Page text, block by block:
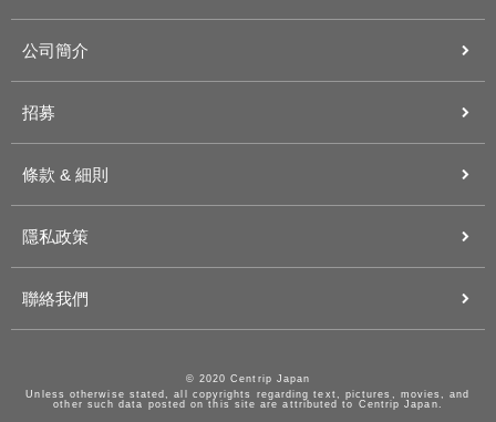
公司簡介
招募
條款 & 細則
隱私政策
聯絡我們
© 2020 Centrip Japan
Unless otherwise stated, all copyrights regarding text, pictures, movies, and
other such data posted on this site are attributed to Centrip Japan.